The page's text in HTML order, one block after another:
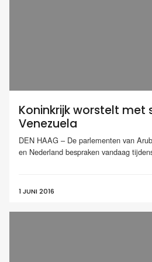
Koninkrijk worstelt met
Venezuela
DEN HAAG – De parlementen van
en Nederland bespraken vandaag
1 JUNI 2016